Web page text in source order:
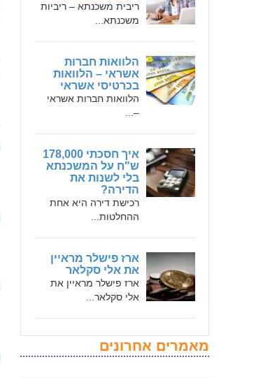
ריבית משכנתא – ריביות
משכנתא...
הלוואות חברות
אשראי – הלוואות
בכרטיסי אשראי
הלוואות חברות אשראי
–...
איך חסכתי 178,000
ש"ח על המשכנתא
בלי לשנות את
הדירה?
רכישת דירה היא אחת
ההחלטות...
ארז פישלר מראיין
את אלי סקלאר
ארז פישלר מראיין את
אלי סקלאר...
מאמרים אחרונים